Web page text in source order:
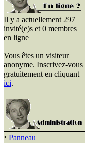
Il y a actuellement 297
invité(e)s et 0 membres
en ligne
Vous êtes un visiteur
anonyme. Inscrivez-vous
gratuitement en cliquant
ici.
· Panneau